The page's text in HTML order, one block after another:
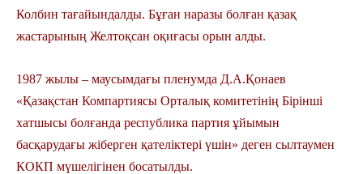
Колбин тағайындалды. Бұған наразы болған қазақ
жастарының Желтоқсан оқиғасы орын алды.
1987 жылы – маусымдағы пленумда Д.А.Қонаев
«Қазақстан Компартиясы Орталық комитетінің Бірінші
хатшысы болғанда республика партия ұйымын
басқарудағы жіберген қателіктері үшін» деген сылтаумен
КОКП мүшелігінен босатылды.